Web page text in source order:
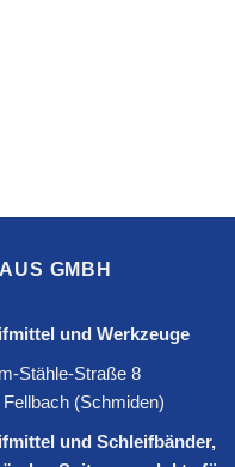
GMBH
und Werkzeuge
Stähle-Straße 8
Fellbach (Schmiden)
und Schleifbänder,